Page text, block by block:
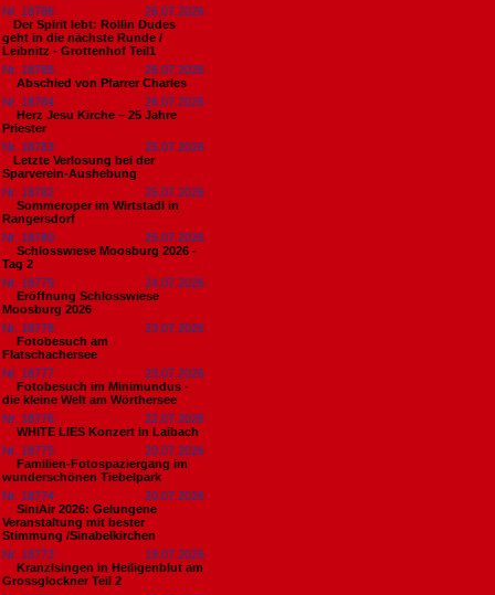
Nr. 18786
26.07.2026
​Der Spirit lebt: Rollin Dudes
geht in die nächste Runde /
Leibnitz - Grottenhof Teil1
Nr. 18785
26.07.2026
Abschied von Pfarrer Charles
Nr. 18784
26.07.2026
Herz Jesu Kirche – 25 Jahre
Priester
Nr. 18783
25.07.2026
​Letzte Verlosung bei der
Sparverein-Aushebung
Nr. 18782
25.07.2026
Sommeroper im Wirtstadl in
Rangersdorf
Nr. 18780
25.07.2026
Schlosswiese Moosburg 2026 -
Tag 2
Nr. 18779
24.07.2026
Eröffnung Schlosswiese
Moosburg 2026
Nr. 18778
23.07.2026
Fotobesuch am
Flatschachersee
Nr. 18777
23.07.2026
Fotobesuch im Minimundus -
die kleine Welt am Wörthersee
Nr. 18776
22.07.2026
WHITE LIES Konzert in Laibach
Nr. 18775
20.07.2026
Familien-Fotospaziergang im
wunderschönen Tiebelpark
Nr. 18774
20.07.2026
SiniAir 2026: Gelungene
Veranstaltung mit bester
Stimmung /Sinabelkirchen
Nr. 18773
19.07.2026
Kranzlsingen in Heiligenblut am
Grossglockner Teil 2